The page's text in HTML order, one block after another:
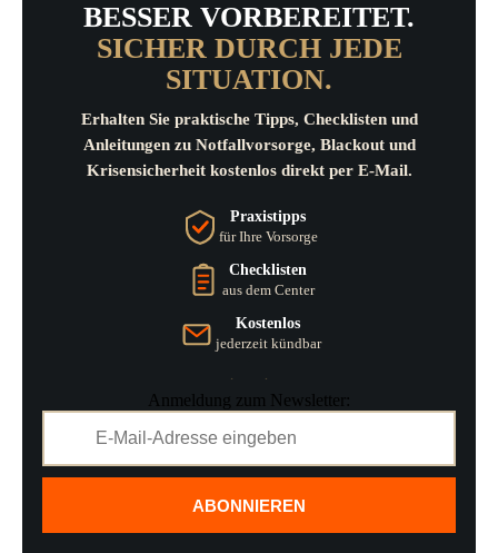
BESSER VORBEREITET.
SICHER DURCH JEDE
SITUATION.
Erhalten Sie praktische Tipps, Checklisten und
Anleitungen zu Notfallvorsorge, Blackout und
Krisensicherheit kostenlos direkt per E-Mail.
Praxistipps
für Ihre Vorsorge
Checklisten
aus dem Center
Kostenlos
jederzeit kündbar
Anmeldung zum Newsletter:
ABONNIEREN